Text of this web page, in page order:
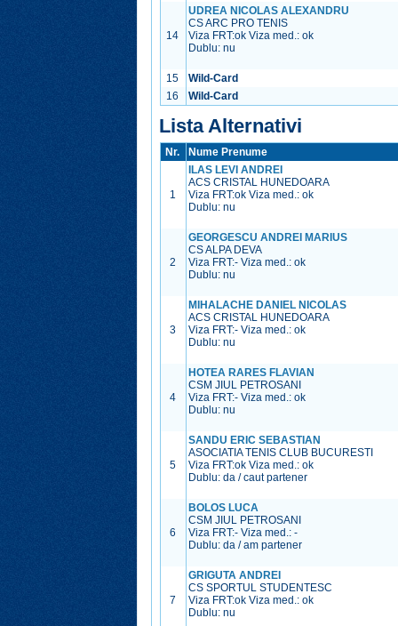
14
UDREA NICOLAS ALEXANDRU
CS ARC PRO TENIS
Viza FRT:ok Viza med.:ok
Dublu: nu
15
Wild-Card
16
Wild-Card
Lista Alternativi
Nr. Nume Prenume
1
ILAS LEVI ANDREI
ACS CRISTAL HUNEDOARA
Viza FRT:ok Viza med.:ok
Dublu: nu
2
GEORGESCU ANDREI MARIUS
CS ALPA DEVA
Viza FRT:- Viza med.:ok
Dublu: nu
3
MIHALACHE DANIEL NICOLAS
ACS CRISTAL HUNEDOARA
Viza FRT:- Viza med.:ok
Dublu: nu
4
HOTEA RARES FLAVIAN
CSM JIUL PETROSANI
Viza FRT:- Viza med.:ok
Dublu: nu
5
SANDU ERIC SEBASTIAN
ASOCIATIA TENIS CLUB BUCURESTI
Viza FRT:ok Viza med.:ok
Dublu: da / caut partener
6
BOLOS LUCA
CSM JIUL PETROSANI
Viza FRT:- Viza med.:-
Dublu: da / am partener
7
GRIGUTA ANDREI
CS SPORTUL STUDENTESC
Viza FRT:ok Viza med.:ok
Dublu: nu